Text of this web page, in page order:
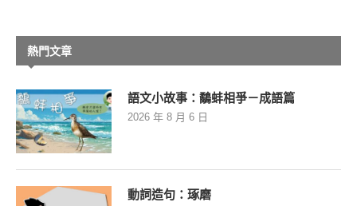
熱門文章
語文小故事：鷸蚌相爭－成語篇
2026 年 8 月 6 日
動詞造句：琢磨